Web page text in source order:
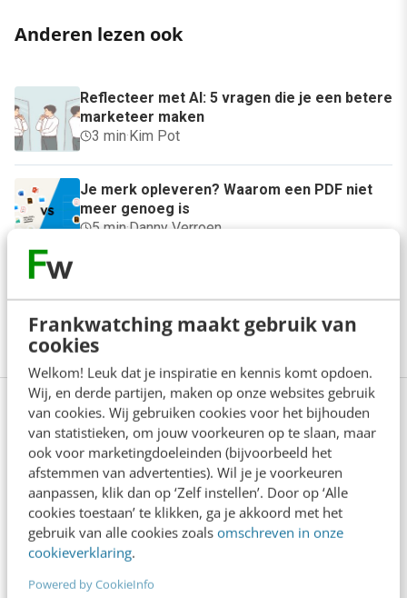
Frankwatching maakt gebruik van
cookies
Welkom! Leuk dat je inspiratie en kennis komt opdoen.
Wij, en derde partijen, maken op onze websites gebruik
van cookies. Wij gebruiken cookies voor het bijhouden
van statistieken, om jouw voorkeuren op te slaan, maar
ook voor marketingdoeleinden (bijvoorbeeld het
afstemmen van advertenties). Wil je je voorkeuren
aanpassen, klik dan op ‘Zelf instellen’. Door op ‘Alle
cookies toestaan’ te klikken, ga je akkoord met het
gebruik van alle cookies zoals omschreven in onze
cookieverklaring.
Powered by CookieInfo
Anderen lezen ook
Reflecteer met AI: 5 vragen die je een betere
marketeer maken
3 min·Kim Pot
Je merk opleveren? Waarom een PDF niet
meer genoeg is
5 min·Danny Verroen
de managementtest
4 min·Richard Poolman
Bekijk deze topics of volg ze via een
NieuwsAlert
Ahrefs AI overview
Online marketing SEO Tooltips
Zichtbaarheid